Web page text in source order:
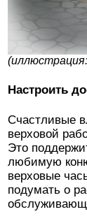
Настроить
Счастливые
верховой
Это
любимую
верховые
подумать о